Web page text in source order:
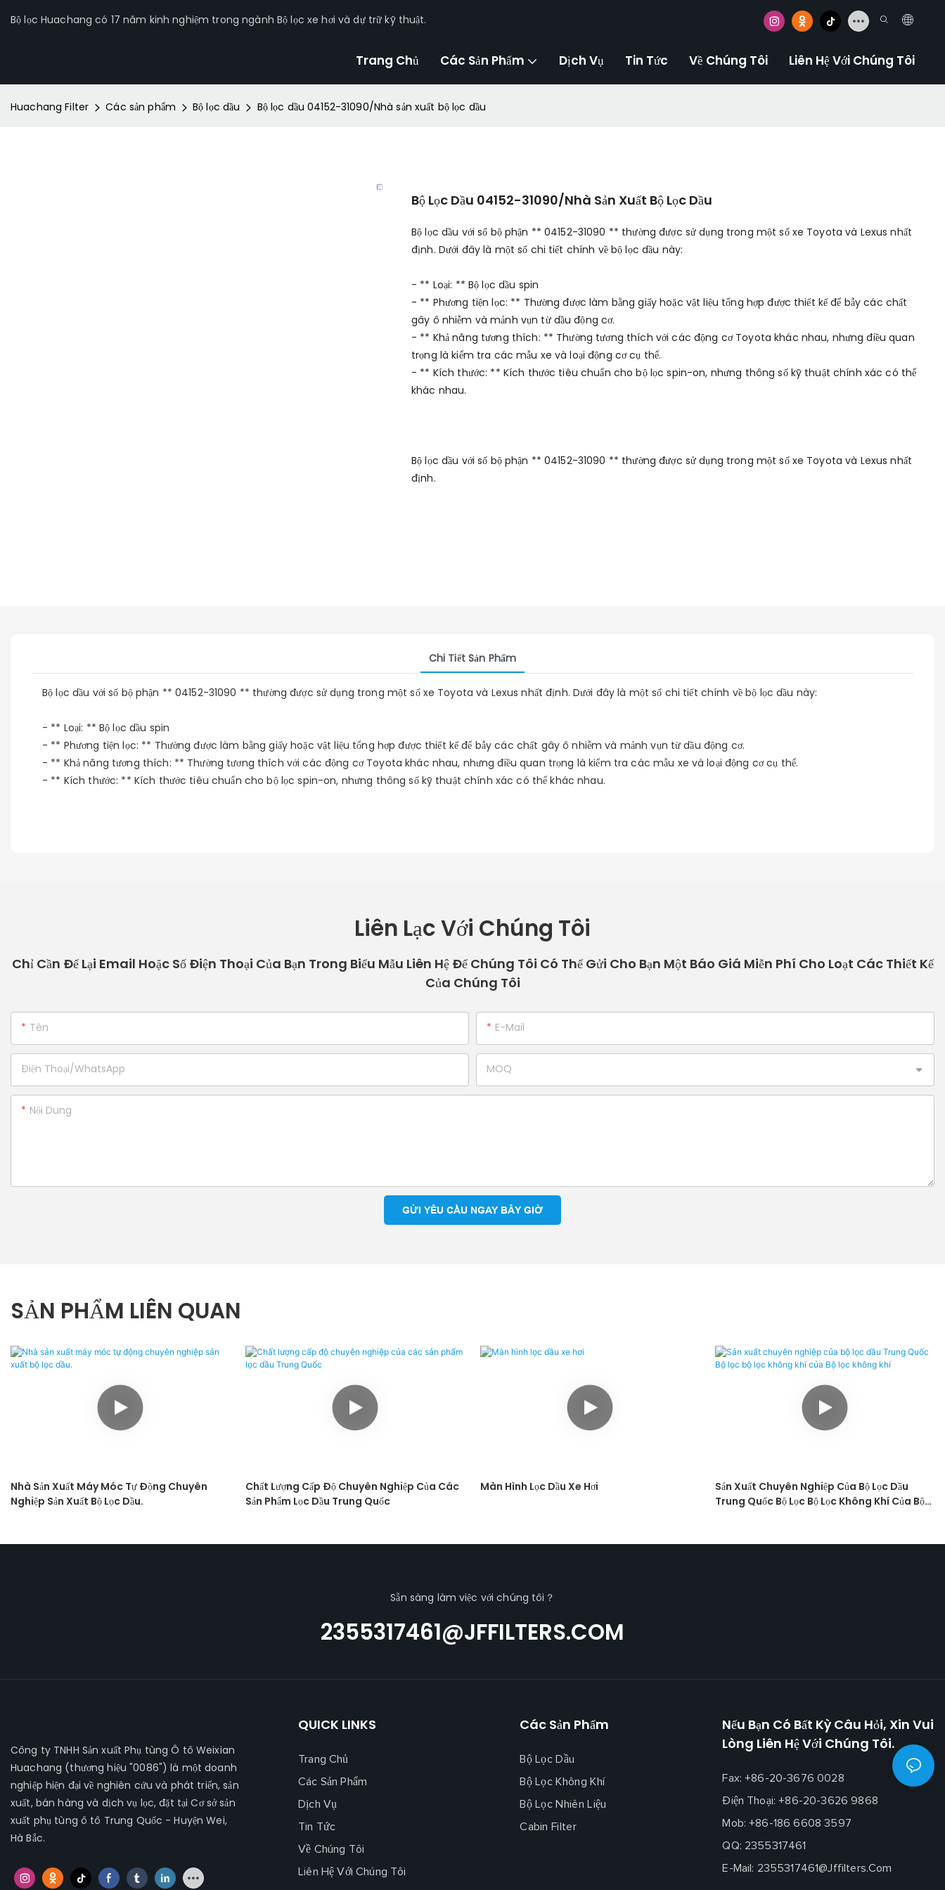
Bộ lọc Huachang có 17 năm kinh nghiệm trong ngành Bộ lọc xe hơi và dự trữ kỹ thuật.
Trang Chủ Các Sản Phẩm Dịch Vụ Tin Tức Về Chúng Tôi Liên Hệ Với Chúng Tôi
Huachang Filter Các sản phẩm Bộ lọc dầu Bộ lọc dầu 04152-31090/Nhà sản xuất bộ lọc dầu
Bộ Lọc Dầu 04152-31090/Nhà Sản Xuất Bộ Lọc Dầu
Bộ lọc dầu với số bộ phận ** 04152-31090 ** thường được sử dụng trong một số xe Toyota và Lexus nhất
định. Dưới đây là một số chi tiết chính về bộ lọc dầu này:
- ** Loại: ** Bộ lọc dầu spin
- ** Phương tiện lọc: ** Thường được làm bằng giấy hoặc vật liệu tổng hợp được thiết kế để bẫy các chất
gây ô nhiễm và mảnh vụn từ dầu động cơ.
- ** Khả năng tương thích: ** Thường tương thích với các động cơ Toyota khác nhau, nhưng điều quan
trọng là kiểm tra các mẫu xe và loại động cơ cụ thể.
- ** Kích thước: ** Kích thước tiêu chuẩn cho bộ lọc spin-on, nhưng thông số kỹ thuật chính xác có thể
khác nhau.
Bộ lọc dầu với số bộ phận ** 04152-31090 ** thường được sử dụng trong một số xe Toyota và Lexus nhất
định.
Chi Tiết Sản Phẩm
Bộ lọc dầu với số bộ phận ** 04152-31090 ** thường được sử dụng trong một số xe Toyota và Lexus nhất định. Dưới đây là một số chi tiết chính về bộ lọc dầu này:
- ** Loại: ** Bộ lọc dầu spin
- ** Phương tiện lọc: ** Thường được làm bằng giấy hoặc vật liệu tổng hợp được thiết kế để bẫy các chất gây ô nhiễm và mảnh vụn từ dầu động cơ.
- ** Khả năng tương thích: ** Thường tương thích với các động cơ Toyota khác nhau, nhưng điều quan trọng là kiểm tra các mẫu xe và loại động cơ cụ thể.
- ** Kích thước: ** Kích thước tiêu chuẩn cho bộ lọc spin-on, nhưng thông số kỹ thuật chính xác có thể khác nhau.
Liên Lạc Với Chúng Tôi
Chỉ Cần Để Lại Email Hoặc Số Điện Thoại Của Bạn Trong Biểu Mẫu Liên Hệ Để Chúng Tôi Có Thể Gửi Cho Bạn Một Báo Giá Miễn Phí Cho Loạt Các Thiết Kế
Của Chúng Tôi
Tên E-Mail
Điện Thoại/WhatsApp MOQ
Nội Dung
GỬI YÊU CẦU NGAY BÂY GIỜ
SẢN PHẨM LIÊN QUAN
Nhà Sản Xuất Máy Móc Tự Động Chuyên
Nghiệp Sản Xuất Bộ Lọc Dầu.
Chất Lượng Cấp Độ Chuyên Nghiệp Của Các
Sản Phẩm Lọc Dầu Trung Quốc
Màn Hình Lọc Dầu Xe Hơi
Sản Xuất Chuyên Nghiệp Của Bộ Lọc Dầu
Trung Quốc Bộ Lọc Bộ Lọc Không Khí Của Bộ
Sẵn sàng làm việc với chúng tôi？
2355317461@JFFILTERS.COM
Công ty TNHH Sản xuất Phụ tùng Ô tô Weixian
Huachang (thương hiệu "0086") là một doanh
nghiệp hiện đại về nghiên cứu và phát triển, sản
xuất, bán hàng và dịch vụ lọc, đặt tại Cơ sở sản
xuất phụ tùng ô tô Trung Quốc - Huyện Wei,
Hà Bắc.
QUICK LINKS
Trang Chủ
Các Sản Phẩm
Dịch Vụ
Tin Tức
Về Chúng Tôi
Liên Hệ Với Chúng Tôi
Các Sản Phẩm
Bộ Lọc Dầu
Bộ Lọc Không Khí
Bộ Lọc Nhiên Liệu
Cabin Filter
Nếu Bạn Có Bất Kỳ Câu Hỏi, Xin Vui
Lòng Liên Hệ Với Chúng Tôi.
Fax: +86-20-3676 0028
Điện Thoại: +86-20-3626 9868
Mob: +86-186 6608 3597
QQ: 2355317461
E-Mail: 2355317461@jffilters.com